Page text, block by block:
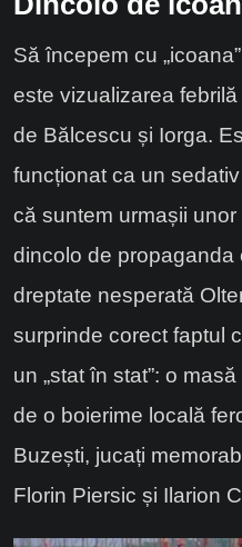
Să începem cu
este vizualizarea
de Bălcescu și Iorga.
funcționat ca un
că suntem urmașii
dincolo de propaganda
dreptate nesperată
surprinde corect faptul
un „stat în stat”: o
de o boierime locală
Buzești, jucați
Florin Piersic și Ilarion